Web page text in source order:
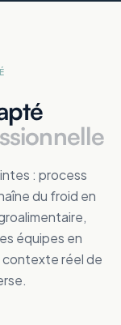
: process
du froid en
équipes en
réel de